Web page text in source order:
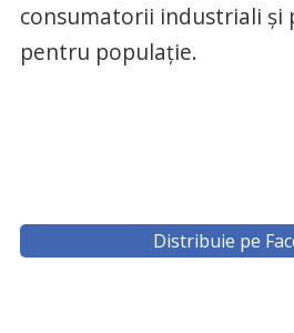
consumatorii industriali şi
pentru populaţie.
Distribuie pe